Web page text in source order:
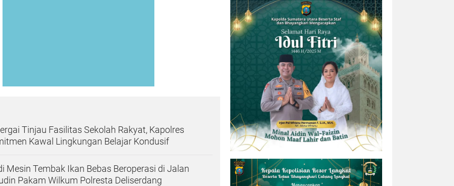
Tinjau Fasilitas Sekolah Rakyat, Kapolres
Kawal Lingkungan Belajar Kondusif
Mesin Tembak Ikan Bebas Beroperasi di Jalan
Pakam Wilkum Polresta Deliserdang